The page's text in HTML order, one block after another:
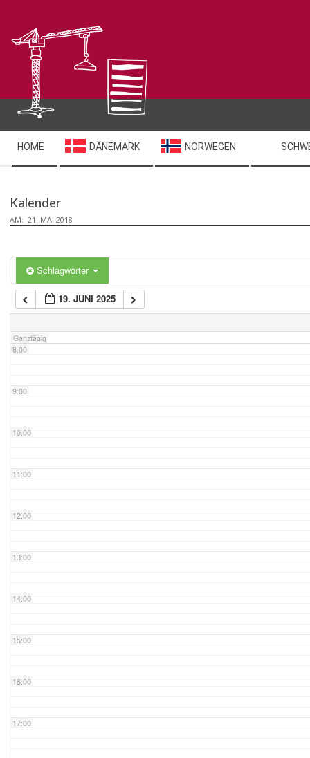
content
Navigation
Menu
HOME DÄNEMARK NORWEGEN
Kalender
AM: 21. MAI 2018
Schlagwörter
19. JUNI 2025
Ganztägig
2:00
3:00
5:00
7:00
8:00
9:00
10:00
11:00
12:00
13:00
14:00
15:00
16:00
17:00